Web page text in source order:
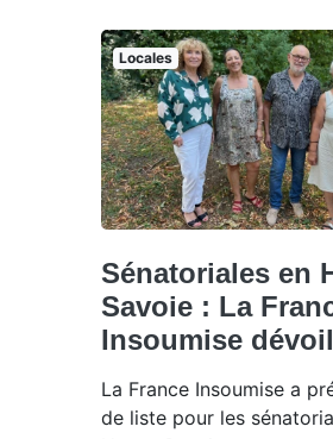
Locales
Sénatoriales en
Savoie : La
Insoumise
La France Insoumise a
de liste pour les